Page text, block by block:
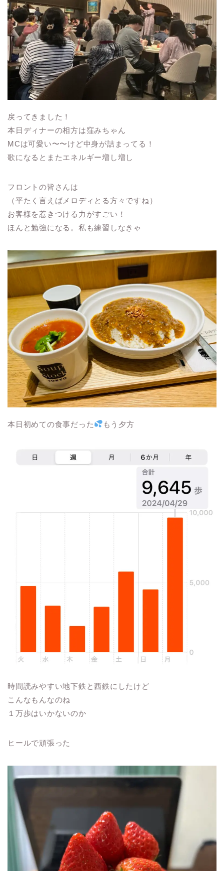
戻ってきました！
本日ディナーの相方は窪みちゃん
MCは可愛い〜〜けど中身が詰まってる！
歌になるとまたエネルギー増し増し
フロントの皆さんは
（平たく言えばメロディとる方々ですね）
お客様を惹きつける力がすごい！
ほんと勉強になる。私も練習しなきゃ
本日初めての食事だった もう夕方
時間読みやすい地下鉄と西鉄にしたけど
こんなもんなのね
１万歩はいかないのか
ヒールで頑張った